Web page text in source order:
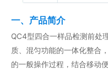
一、产品简介
QC4型四合一样品检测前处
质、混匀功能的一体化整合
的一般操作过程，结合移动